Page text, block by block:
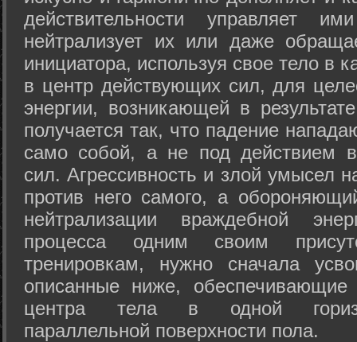
действительности управляет
нейтрализует их или даже
инициатора, используя свое тело в
в центр действующих сил, для
энергии, возникающей в
получается так, что падение
само собой, а не под действием
сил. Агрессивность и злой умысел
против него самого, а
нейтрализации враждебной
процесса одним своим
тренировкам, нужно сначала
описанные ниже, обеспечивающие
центра тела в одной
параллельной поверхности пола.